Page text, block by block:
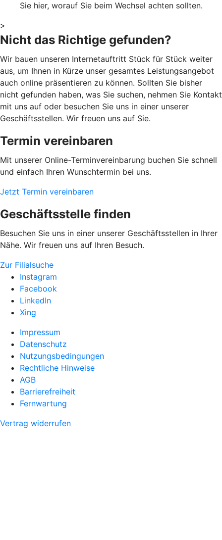
Sie hier, worauf Sie beim Wechsel achten sollten.
>
Nicht das Richtige gefunden?
Wir bauen unseren Internetauftritt Stück für Stück weiter
aus, um Ihnen in Kürze unser gesamtes Leistungsangebot
auch online präsentieren zu können. Sollten Sie bisher
nicht gefunden haben, was Sie suchen, nehmen Sie Kontakt
mit uns auf oder besuchen Sie uns in einer unserer
Geschäftsstellen. Wir freuen uns auf Sie.
Termin vereinbaren
Mit unserer Online-Terminvereinbarung buchen Sie schnell
und einfach Ihren Wunschtermin bei uns.
Jetzt Termin vereinbaren
Geschäftsstelle finden
Besuchen Sie uns in einer unserer Geschäftsstellen in Ihrer
Nähe. Wir freuen uns auf Ihren Besuch.
Zur Filialsuche
Instagram
Facebook
LinkedIn
Xing
Impressum
Datenschutz
Nutzungsbedingungen
Rechtliche Hinweise
AGB
Barrierefreiheit
Fernwartung
Vertrag widerrufen